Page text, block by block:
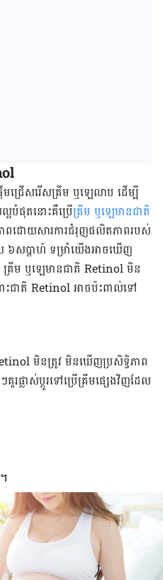
ជ្រើស​រើស​គ្រីម ឬ​ឡេ​លាប ដើម្បី​
អ​បំផុត​នោះ​គឺ​ប្រើ​គ្រីម ឬ​ឡេ​មាន​ជាតិ​
ព​ដោយ​សារ​ការ​ជំរុញ​ផលិត​ភាព​របស់​
សប្ដាហ៍ ទម្រាំ​យើង​អាច​ឃើញ​
គ្រីម ឬ​ឡេ​មាន​ជាតិ Retinol មិន​
ះ​ជាតិ Retinol អាច​ប៉ះ​ពាល់​ទៅ​
មិន​ត្រូវ មិន​ឃើញ​ប្រសិទ្ធិភាព
ផ្លាស់​ប្ដូរ​ទៅ​ប្រើ​គ្រីម​ផ្សេង​វិញ​ដែល​